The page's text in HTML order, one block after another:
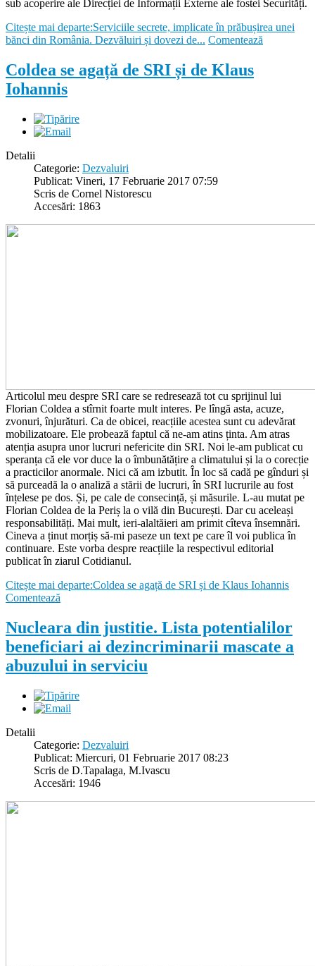
sub acoperire ale Direcției de Informații Externe ale fostei Securități.
Citește mai departe:Serviciile secrete, implicate în prăbușirea unei
bănci din România. Dezvăluiri și dovezi de... Comentează
Coldea se agață de SRI și de Klaus
Iohannis
Detalii
Categorie: Dezvaluiri
Publicat: Vineri, 17 Februarie 2017 07:59
Scris de Cornel Nistorescu
Accesări: 1863
Articolul meu despre SRI care se redresează tot cu sprijinul lui
Florian Coldea a stîrnit foarte mult interes. Pe lîngă asta, acuze,
zvonuri, înjurături. Ca de obicei, reacțiile acestea sunt cu adevărat
mobilizatoare. Ele probează faptul că ne-am atins ținta. Am atras
atenția asupra unor lucruri nefericite din SRI. Noi le-am publicat cu
speranța că ele vor duce la o îmbunătățire a climatului și la o corecție
a practicilor anormale. Nici că am izbutit. În loc să cadă pe gînduri și
să purceadă la o analiză a stării de lucruri, în SRI lucrurile au fost
înțelese pe dos. Și, pe cale de consecință, și măsurile. L-au mutat pe
Florian Coldea de la Periș la o vilă din București. Dar cu aceleași
responsabilități. Mai mult, ieri-alaltăieri am primit cîteva însemnări.
Cineva a ținut morțiș să-mi paseze un text pe care îl voi publica în
continuare. Este vorba despre reacțiile la respectivul editorial
publicat în ziarul Cotidianul.
Citește mai departe:Coldea se agață de SRI și de Klaus Iohannis
Comentează
Nucleara din justitie. Lista potentialilor
beneficiari ai dezincriminarii mascate a
abuzului in serviciu
Detalii
Categorie: Dezvaluiri
Publicat: Miercuri, 01 Februarie 2017 08:23
Scris de D.Tapalaga, M.Ivascu
Accesări: 1946